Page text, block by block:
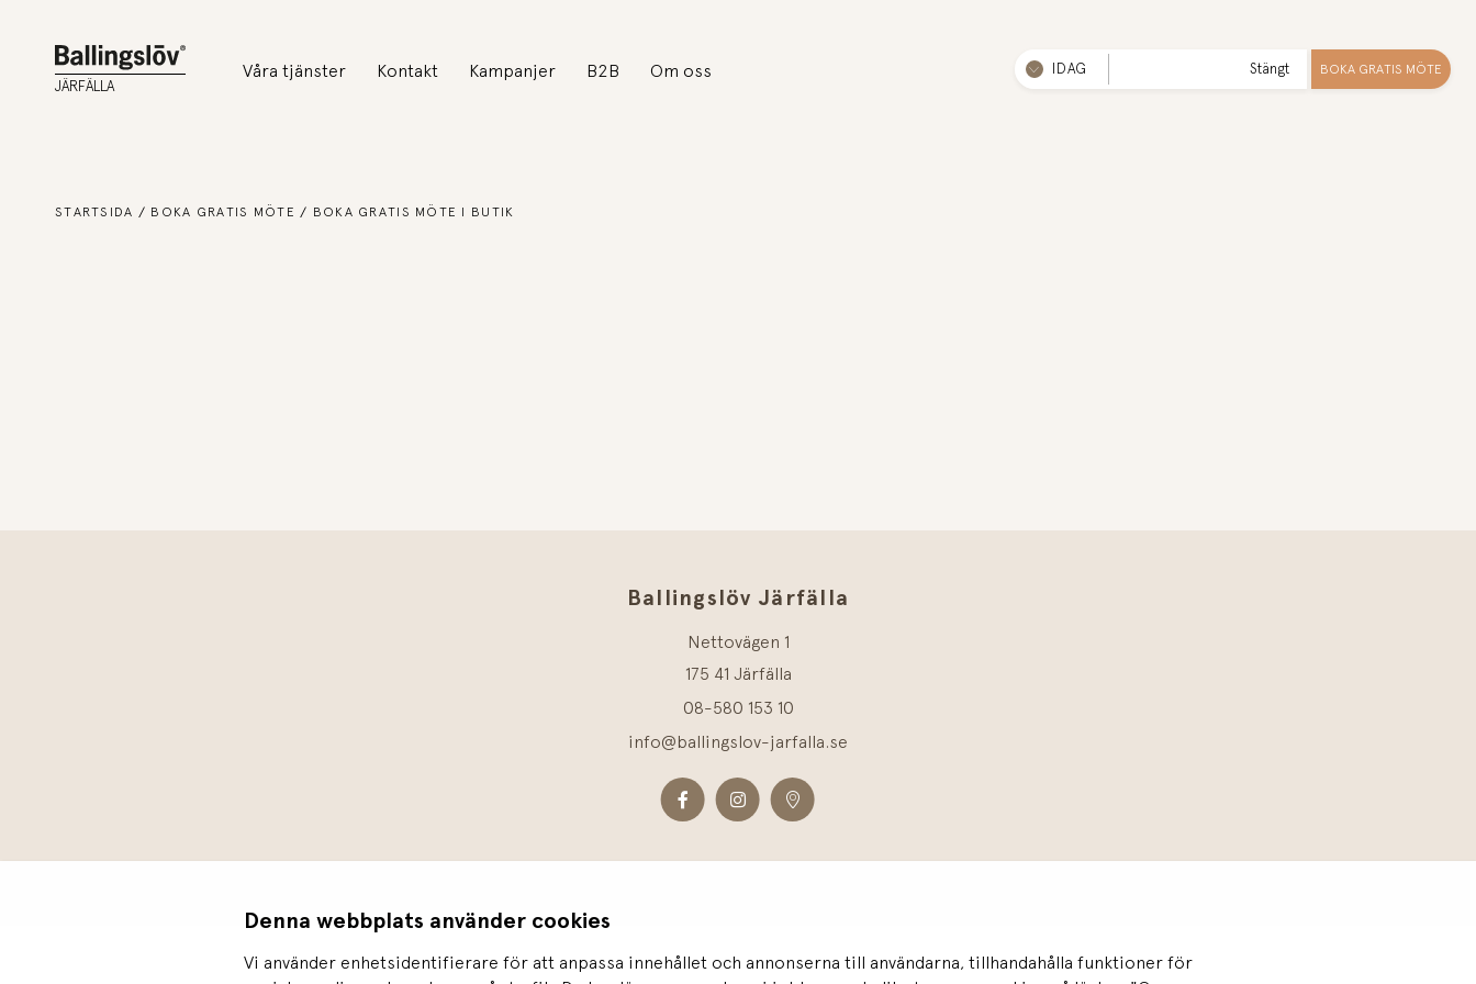
Denna webbplats använder cookies
Vi använder enhetsidentifierare för att anpassa innehållet och annonserna till användarna, tillhandahålla funktioner för
JÄRFÄLLA
Våra tjänster Kontakt Kampanjer B2B Om oss IDAG Stängt BOKA GRATIS MÖTE
STARTSIDA BOKA GRATIS MÖTE BOKA GRATIS MÖTE I BUTIK
Ballingslöv Järfälla
Nettovägen 1
175 41 Järfälla
08-580 153 10
info@ballingslov-jarfalla.se